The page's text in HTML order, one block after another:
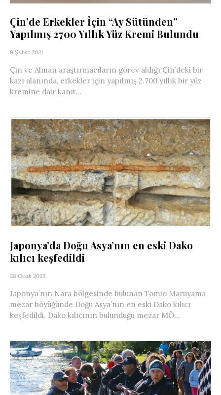
Çin’de Erkekler İçin “Ay Sütünden”
Yapılmış 2700 Yıllık Yüz Kremi Bulundu
9 Şubat 2021
Çin ve Alman araştırmacıların görev aldığı Çin’deki bir
kazı alanında, erkekler için yapılmış 2.700 yıllık bir yüz
kremine dair kanıt...
Japonya’da Doğu Asya’nın en eski Dako
kılıcı keşfedildi
28 Ocak 2023
Japonya’nın Nara bölgesinde bulunan Tomio Maruyama
mezar höyüğünde Doğu Asya’nın en eski Dako kılıcı
keşfedildi. Dako kılıcının bulunduğu mezar MÖ...